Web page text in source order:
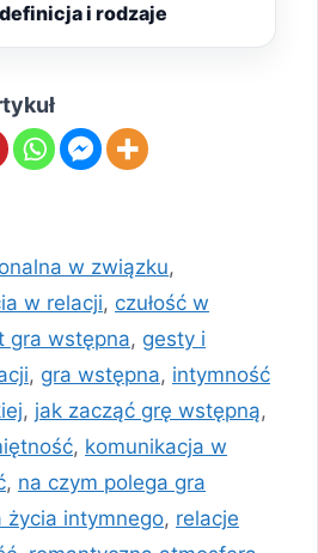
i rodzaje
w związku,
w relacji, czułość w
gra wstępna, gesty i
, gra wstępna, intymność
, jak zacząć grę wstępną,
, komunikacja w
, na czym polega gra
życia intymnego, relacje